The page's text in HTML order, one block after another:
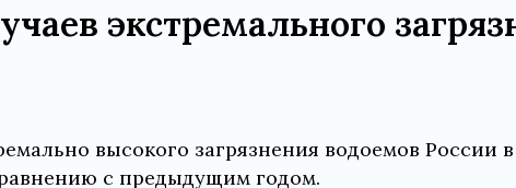
экстремального
высокого загрязнения водоемов России
с предыдущим годом.